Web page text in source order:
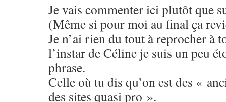
Je vais commenter ici plutôt que
(Même si pour moi au final ça
Je n’ai rien du tout à reprocher à
l’instar de Céline je suis un peu
phrase.
Celle où tu dis qu’on est des «
des sites quasi pro ».